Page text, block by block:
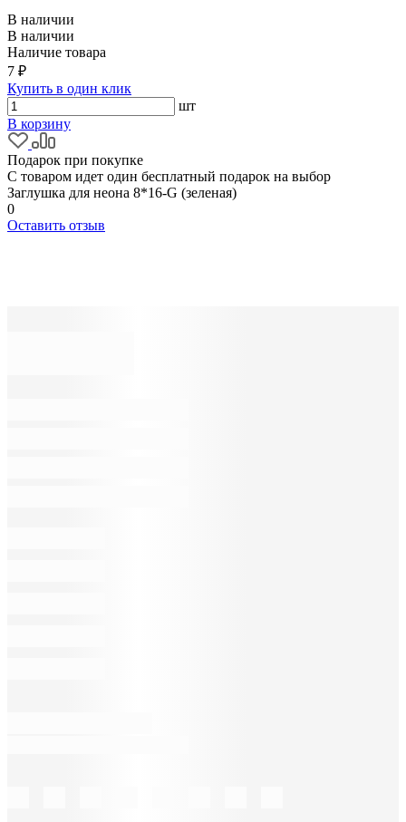
В наличии
В наличии
Наличие товара
7 ₽
Купить в один клик
шт
В корзину
Подарок при покупке
С товаром идет один бесплатный подарок на выбор
Заглушка для неона 8*16-G (зеленая)
0
Оставить отзыв